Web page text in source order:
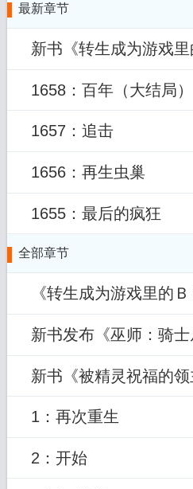
最新章节
新书《转生成为游戏里
1658：百年（大结局）
1657：追击
1656：再生虫巢
1655：最后的疯狂
全部章节
《转生成为游戏里的
新书发布《巫师：骑士
新书《被精灵祝福的领
1：再次重生
2：开始